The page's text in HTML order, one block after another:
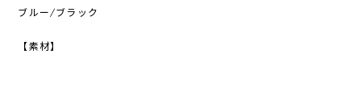
ブルー/ブラック
【素材】